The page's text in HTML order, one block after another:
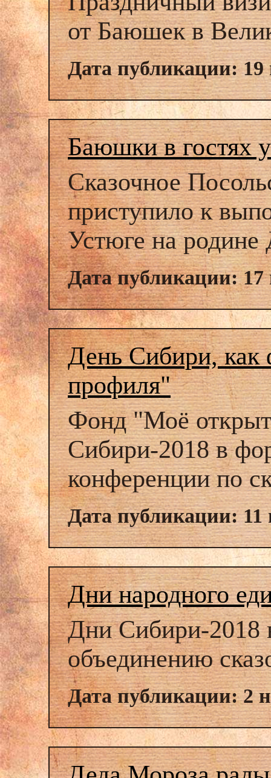
от Баюшек в
Дата публикации: 19
Баюшки в гостях
Сказочное
приступило к
Устюге на
Дата публикации: 17
День Сибири, как
профиля"
Фонд "Моё
Сибири-2018 в
конференции по
Дата публикации: 11
Дни народного
Дни Сибири-2018
объединению
Дата публикации: 2